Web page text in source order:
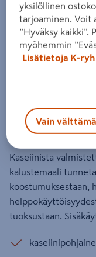
Zoomaa
Tuotenumero:
Kaseiinista
kalustemaali
koostumuksestaan,
tuoksustaan.
yksilöllinen
tarjoaminen. Voit
”Hyväksy kaikki”.
myöhemmin
Lisätietoja K-
Vain